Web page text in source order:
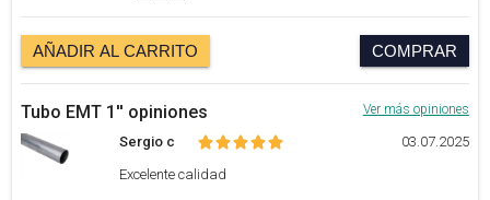
AÑADIR AL CARRITO COMPRAR
Tubo EMT 1'' opiniones Ver más opiniones
Sergio c
03.07.2025
Excelente calidad